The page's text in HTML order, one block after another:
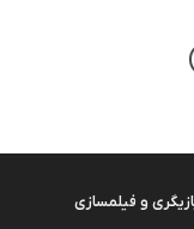
و فیلمسازی